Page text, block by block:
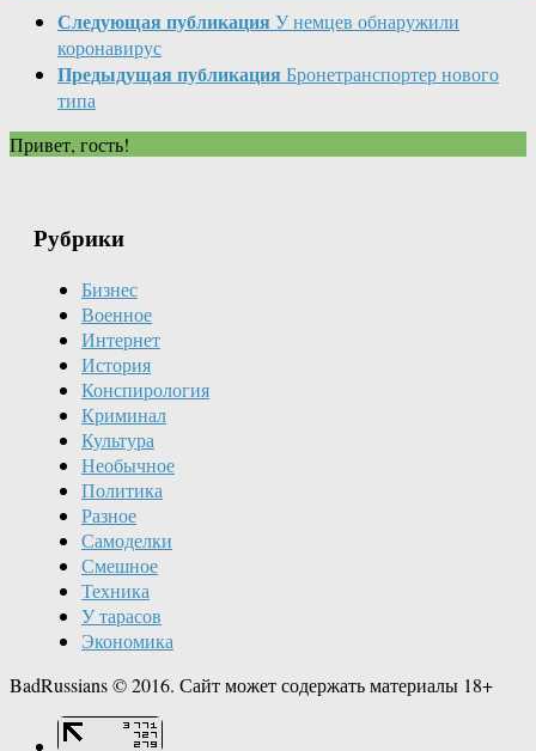
Следующая публикация У немцев обнаружили
коронавирус
Предыдущая публикация Бронетранспортер нового
типа
Привет, гость!
Рубрики
Бизнес
Военное
Интернет
История
Конспирология
Криминал
Культура
Необычное
Политика
Разное
Самоделки
Смешное
Техника
У тарасов
Экономика
BadRussians © 2016. Сайт может содержать материалы 18+